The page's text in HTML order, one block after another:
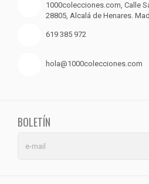
1000colecciones.com, Calle
28805, Alcalá de Henares.
619 385 972
hola@1000colecciones.com
BOLETÍN